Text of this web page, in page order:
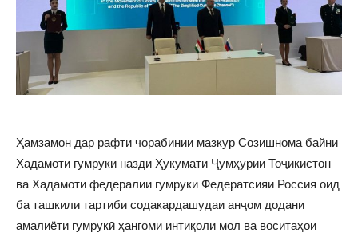
Ҳамзамон дар рафти чорабинии мазкур Созишнома байни
Хадамоти гумруки назди Ҳукумати Ҷумҳурии Тоҷикистон
ва Хадамоти федералии гумруки Федератсияи Россия оид
ба ташкили тартиби содакардашудаи анҷом додани
амалиёти гумрукӣ ҳангоми интиқоли мол ва воситаҳои